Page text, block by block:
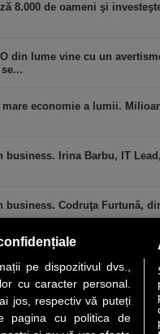
8.000 de oameni şi
din lume vine cu un
economie a lumii.
business. Irina Barbu, IT
business. Codruţa Furtună,
COVER STORY LIDERI
pe dispozitivul dvs.,
cu caracter personal.
jos, respectiv vă puteți
pagina cu politica de